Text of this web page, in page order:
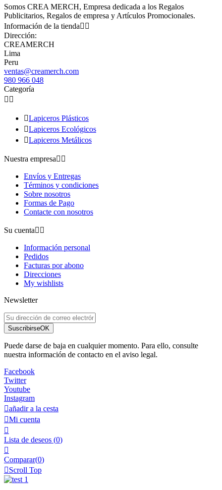
Somos CREA MERCH, Empresa dedicada a los Regalos
Publicitarios, Regalos de empresa y Artículos Promocionales.
Información de la tienda 
Dirección:
CREAMERCH
Lima
Peru
ventas@creamerch.com
980 966 048
Categoría
 
Lapiceros Plásticos
Lapiceros Ecológicos
Lapiceros Metálicos
Nuestra empresa 
Envíos y Entregas
Términos y condiciones
Sobre nosotros
Formas de Pago
Contacte con nosotros
Su cuenta 
Información personal
Pedidos
Facturas por abono
Direcciones
My wishlists
Newsletter
SuscribirseOK
Puede darse de baja en cualquier momento. Para ello, consulte
nuestra información de contacto en el aviso legal.
Facebook
Twitter
Youtube
Instagram
añadir a la cesta
Mi cuenta

Lista de deseos (0)

Comparar(0)
Scroll Top